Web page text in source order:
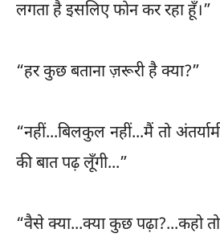
लगता है इसलिए फोन कर रहा हूँ।”
“हर कुछ बताना ज़रूरी है क्या?”
“नहीं...बिलकुल नहीं...मैं तो
की बात पढ़ लूँगी...”
“वैसे क्या...क्या कुछ पढ़ा?...कहो